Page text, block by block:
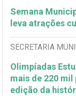
Semana
leva atrações
SECRETARIA
Olimpíadas
mais de 220
edição da